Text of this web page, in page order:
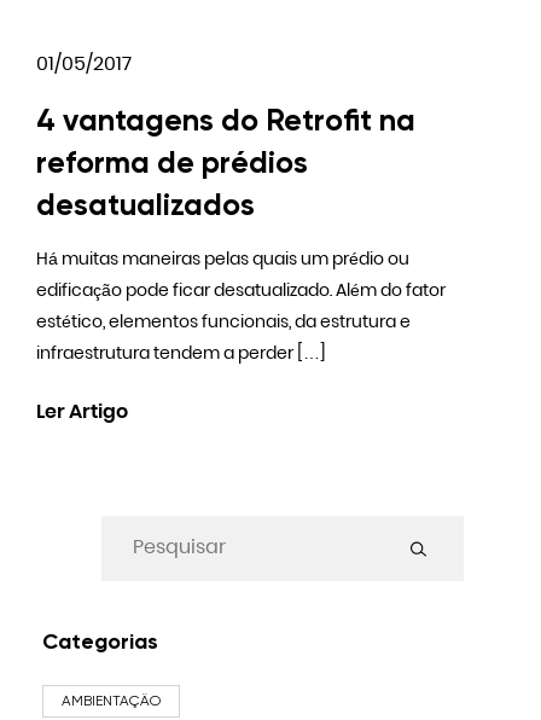
01/05/2017
4 vantagens do Retrofit na
reforma de prédios
desatualizados
Há muitas maneiras pelas quais um prédio ou
edificação pode ficar desatualizado. Além do fator
estético, elementos funcionais, da estrutura e
infraestrutura tendem a perder […]
Ler Artigo
Categorias
AMBIENTAÇÃO